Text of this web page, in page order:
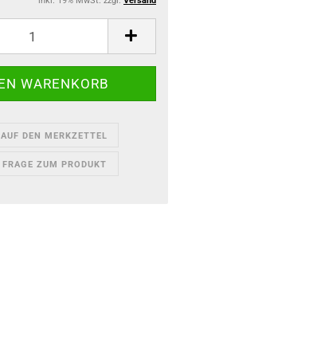
AUF DEN MERKZETTEL
FRAGE ZUM PRODUKT